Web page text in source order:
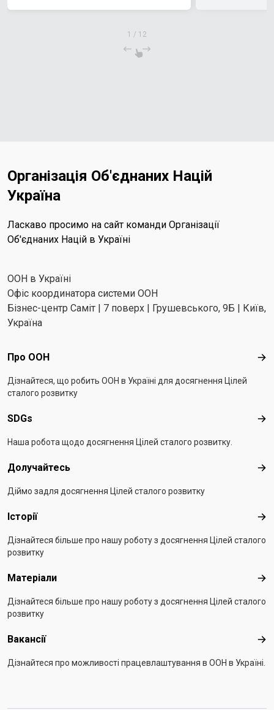
1 / 12
Організація Об'єднаних Націй
Україна
Ласкаво просимо на сайт команди Організації
Об'єднаних Націй в Україні
ООН в Україні
Офіс координатора системи ООН
Бізнес-центр Саміт | 7 поверх | Грушевського, 9Б | Київ,
Україна
Footer menu
Про ООН
Дізнайтеся, що робить ООН в Україні для досягнення Цілей
сталого розвитку
SDGs
Наша робота щодо досягнення Цілей сталого розвитку.
Долучайтесь
Діймо задля досягнення Цілей сталого розвитку
Історії
Дізнайтеся більше про нашу роботу з досягнення Цілей сталого
розвитку
Матеріали
Дізнайтеся більше про нашу роботу з досягнення Цілей сталого
розвитку
Вакансії
Дізнайтеся про можливості працевлаштування в ООН в Україні.